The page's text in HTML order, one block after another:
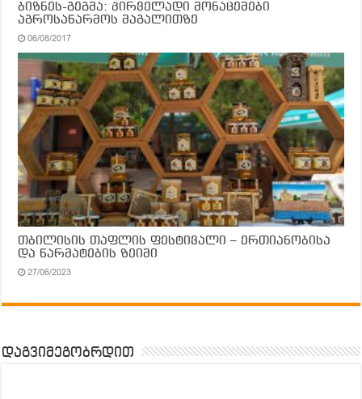
ბიზნეს-გეგმა: პირველადი მონაცემები
აგროსაწარმოს მაგალითზე
06/08/2017
თბილისის თაფლის ფესტივალი – ერთიანობისა
და წარმატების ზეიმი
27/06/2023
დაგვიმეგობრდით